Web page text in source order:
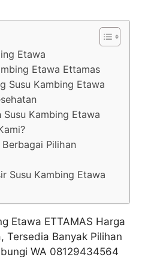
Etawa
Etawa Ettamas
Susu Kambing Etawa
Kambing Etawa
Pilihan
Susu Kambing Etawa